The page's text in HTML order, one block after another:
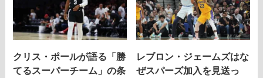
クリス・ポールが語る「勝
てるスーパーチーム」の条
レブロン・ジェームズはな
ぜスパーズ加入を見送っ